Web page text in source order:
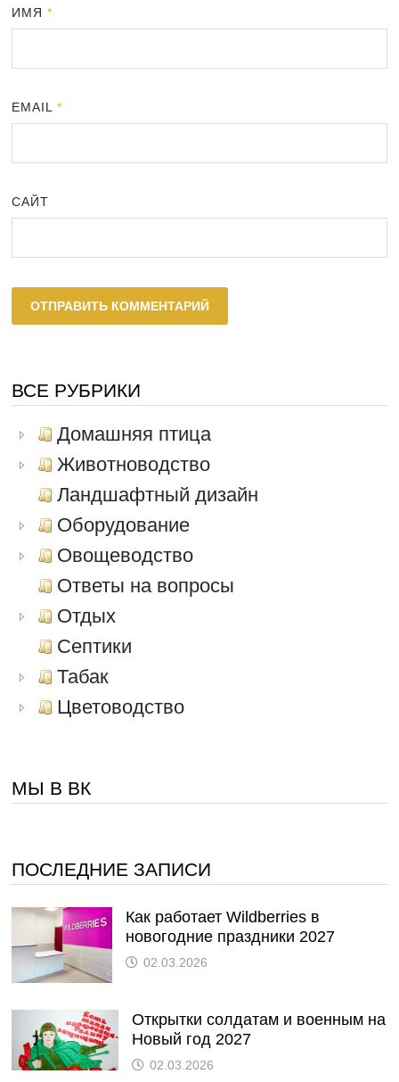
ИМЯ*
EMAIL*
САЙТ
ВСЕ РУБРИКИ
Домашняя птица
Животноводство
Ландшафтный дизайн
Оборудование
Овощеводство
Ответы на вопросы
Отдых
Септики
Табак
Цветоводство
МЫ В ВК
ПОСЛЕДНИЕ ЗАПИСИ
Как работает Wildberries в
новогодние праздники 2027
02.03.2026
Открытки солдатам и военным на
Новый год 2027
02.03.2026